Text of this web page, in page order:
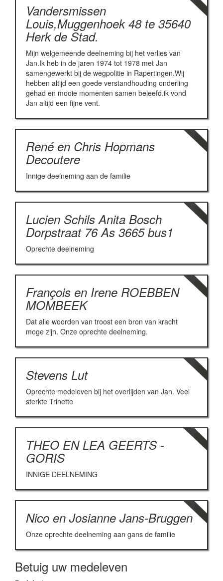
Vandersmissen
Louis,Muggenhoek 48 te 35640
Herk de Stad.
Mijn welgemeende deelneming bij het verlies van
Jan.Ik heb in de jaren 1974 tot 1978 met Jan
samengewerkt bij de wegpolitie in Rapertingen.Wij
hebben altijd een goede verstandhouding onderling
gehad en mooie momenten samen beleefd.ik vond
Jan altijd een fijne vent.
René en Chris Hopmans
Decoutere
Innige deelneming aan de familie
Lucien Schils Anita Bosch
Dorpstraat 76 As 3665 bus1
Oprechte deelneming
François en Irene ROEBBEN
MOMBEEK
Dat alle woorden van troost een bron van kracht
moge zijn. Onze oprechte deelneming.
Stevens Lut
Oprechte medeleven bij het overlijden van Jan. Veel
sterkte Trinette
THEO EN LEA GEERTS -
GORIS
INNIGE DEELNEMING
Nico en Josianne Jans-Bruggen
Onze oprechte deelneming aan gans de familie
Betuig uw medeleven